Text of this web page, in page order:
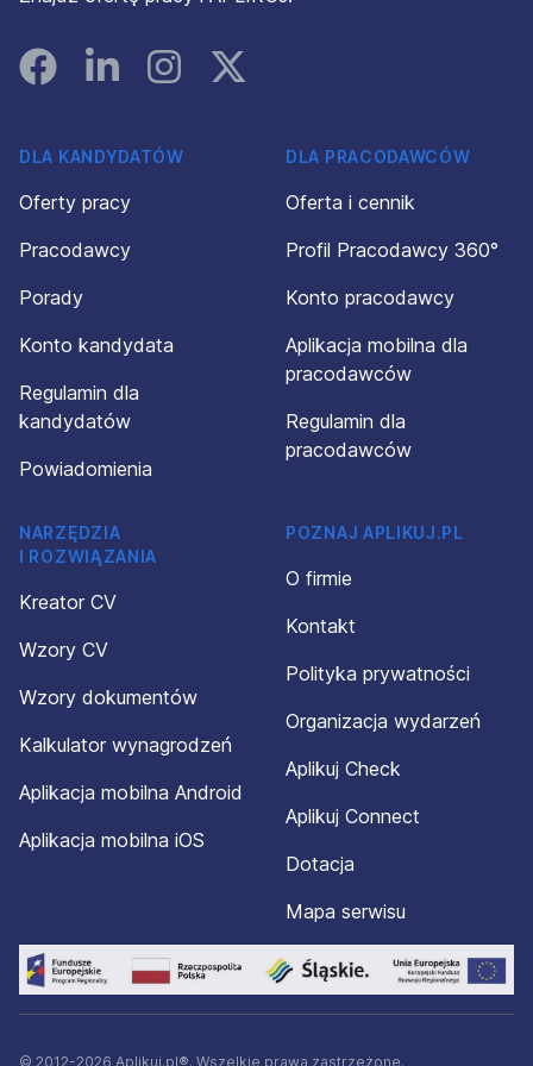
FacebookLinked InInstagramInstagram
DLA KANDYDATÓW
Oferty pracy
Pracodawcy
Porady
Konto kandydata
Regulamin dla
kandydatów
Powiadomienia
DLA PRACODAWCÓW
Oferta i cennik
Profil Pracodawcy 360°
Konto pracodawcy
Aplikacja mobilna dla
pracodawców
Regulamin dla
pracodawców
NARZĘDZIA
I ROZWIĄZANIA
Kreator CV
Wzory CV
Wzory dokumentów
Kalkulator wynagrodzeń
Aplikacja mobilna Android
Aplikacja mobilna iOS
POZNAJ APLIKUJ.PL
O firmie
Kontakt
Polityka prywatności
Organizacja wydarzeń
Aplikuj Check
Aplikuj Connect
Dotacja
Mapa serwisu
© 2012-2026 Aplikuj.pl®. Wszelkie prawa zastrzeżone.